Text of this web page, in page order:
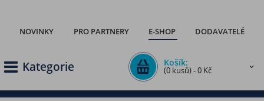
NOVINKY PRO PARTNERY E-SHOP DODAVATELÉ
Kategorie Košík:
(0 kusů) - 0 Kč